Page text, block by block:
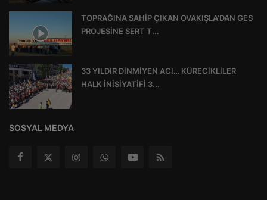
TOPRAĞINA SAHİP ÇIKAN OVAKIŞLA’DAN GES
PROJESİNE SERT T...
33 YILDIR DİNMİYEN ACI… KÜRECİKLİLER
HALK İNİSİYATİFİ 3...
SOSYAL MEDYA